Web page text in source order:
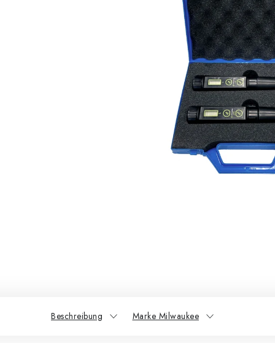
Beschreibung Marke Milwaukee